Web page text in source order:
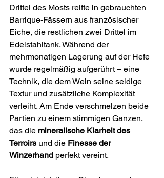
Drittel des Mosts reifte in gebrauchten
Barrique-Fässern aus französischer
Eiche, die restlichen zwei Drittel im
Edelstahltank. Während der
mehrmonatigen Lagerung auf der Hefe
wurde regelmäßig aufgerührt – eine
Technik, die dem Wein seine seidige
Textur und zusätzliche Komplexität
verleiht. Am Ende verschmelzen beide
Partien zu einem stimmigen Ganzen,
das die mineralische Klarheit des
Terroirs und die Finesse der
Winzerhand perfekt vereint.